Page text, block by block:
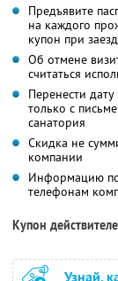
Предъявите
на каждого
купон при
Об отмене
считаться
Перенести
только с
санатория
Скидка не
компании
Информацию
телефонам
Купон
Узнай,